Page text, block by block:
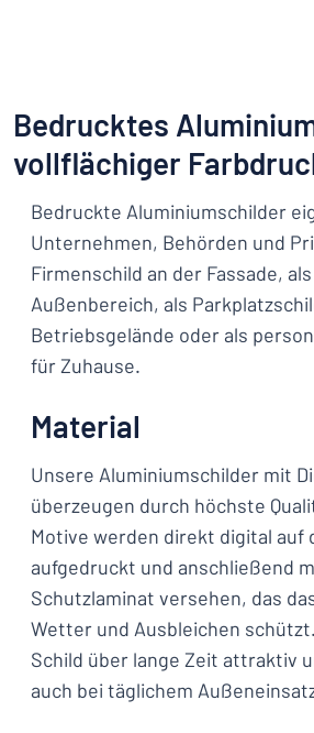
Bedrucktes
vollflächiger
Bedruckte Aluminiumschilder
Unternehmen, Behörden und
Firmenschild an der Fassade,
Außenbereich, als
Betriebsgelände oder als
für Zuhause.
Material
Unsere Aluminiumschilder mit
überzeugen durch höchste
Motive werden direkt digital auf
aufgedruckt und anschließend
Schutzlaminat versehen, das
Wetter und Ausbleichen
Schild über lange Zeit attraktiv
auch bei täglichem